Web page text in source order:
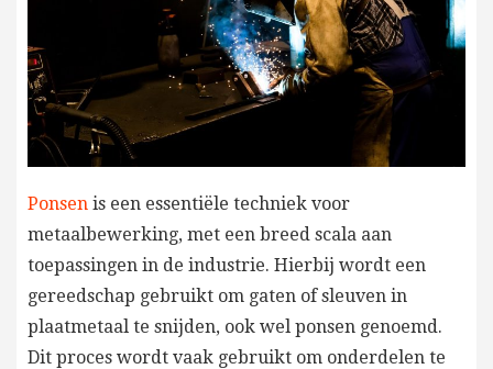
Ponsen is een essentiële techniek voor
metaalbewerking, met een breed scala aan
toepassingen in de industrie. Hierbij wordt een
gereedschap gebruikt om gaten of sleuven in
plaatmetaal te snijden, ook wel ponsen genoemd.
Dit proces wordt vaak gebruikt om onderdelen te